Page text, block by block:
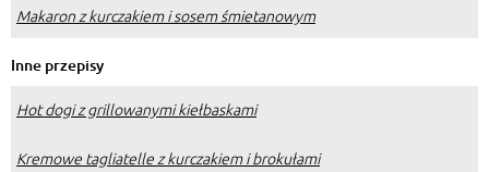
Makaron z kurczakiem i sosem śmietanowym
Inne przepisy
Hot dogi z grillowanymi kiełbaskami
Kremowe tagliatelle z kurczakiem i brokułami